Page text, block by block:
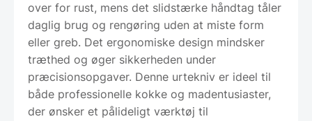
over for rust, mens det slidstærke håndtag tåler
daglig brug og rengøring uden at miste form
eller greb. Det ergonomiske design mindsker
træthed og øger sikkerheden under
præcisionsopgaver. Denne urtekniv er ideel til
både professionelle kokke og madentusiaster,
der ønsker et pålideligt værktøj til